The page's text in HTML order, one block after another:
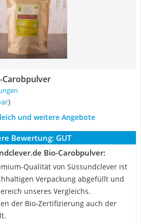
Carobpulver
)
und weitere Angebote
Bewertung: GUT
Bio-Carobpulver:
Qualität von Süssundclever ist
Verpackung abgefüllt und
unseres Vergleichs.
der Bio-Zertifizierung auch der